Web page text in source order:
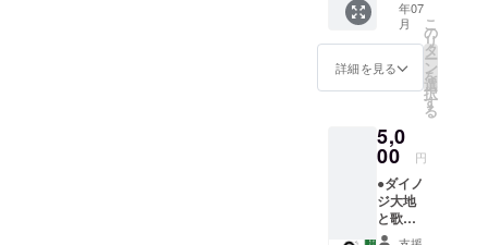
※後日、
メン
バーと
Zoomで
楽しく
お喋り
ます！
※開催予
定日
2022/7/
24(日)
21:00～
22:00の
年07
月
詳細を見る
こ
の
リ
タ
ー
ン
を
選
択
す
る
5,0
00 円
●ダイノ
ジ大地
と歌の
キャッ